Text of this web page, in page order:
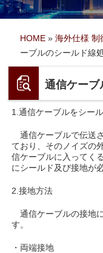
HOME »海外仕様
ーブルのシールド線
通信ケーブ
1.通信ケーブルをシー
通信ケーブルで伝送
ており、そのノイズの
信ケーブルに入ってく
にシールド及び接地が
2.接地方法
通信ケーブルの接地
す。
・両端接地